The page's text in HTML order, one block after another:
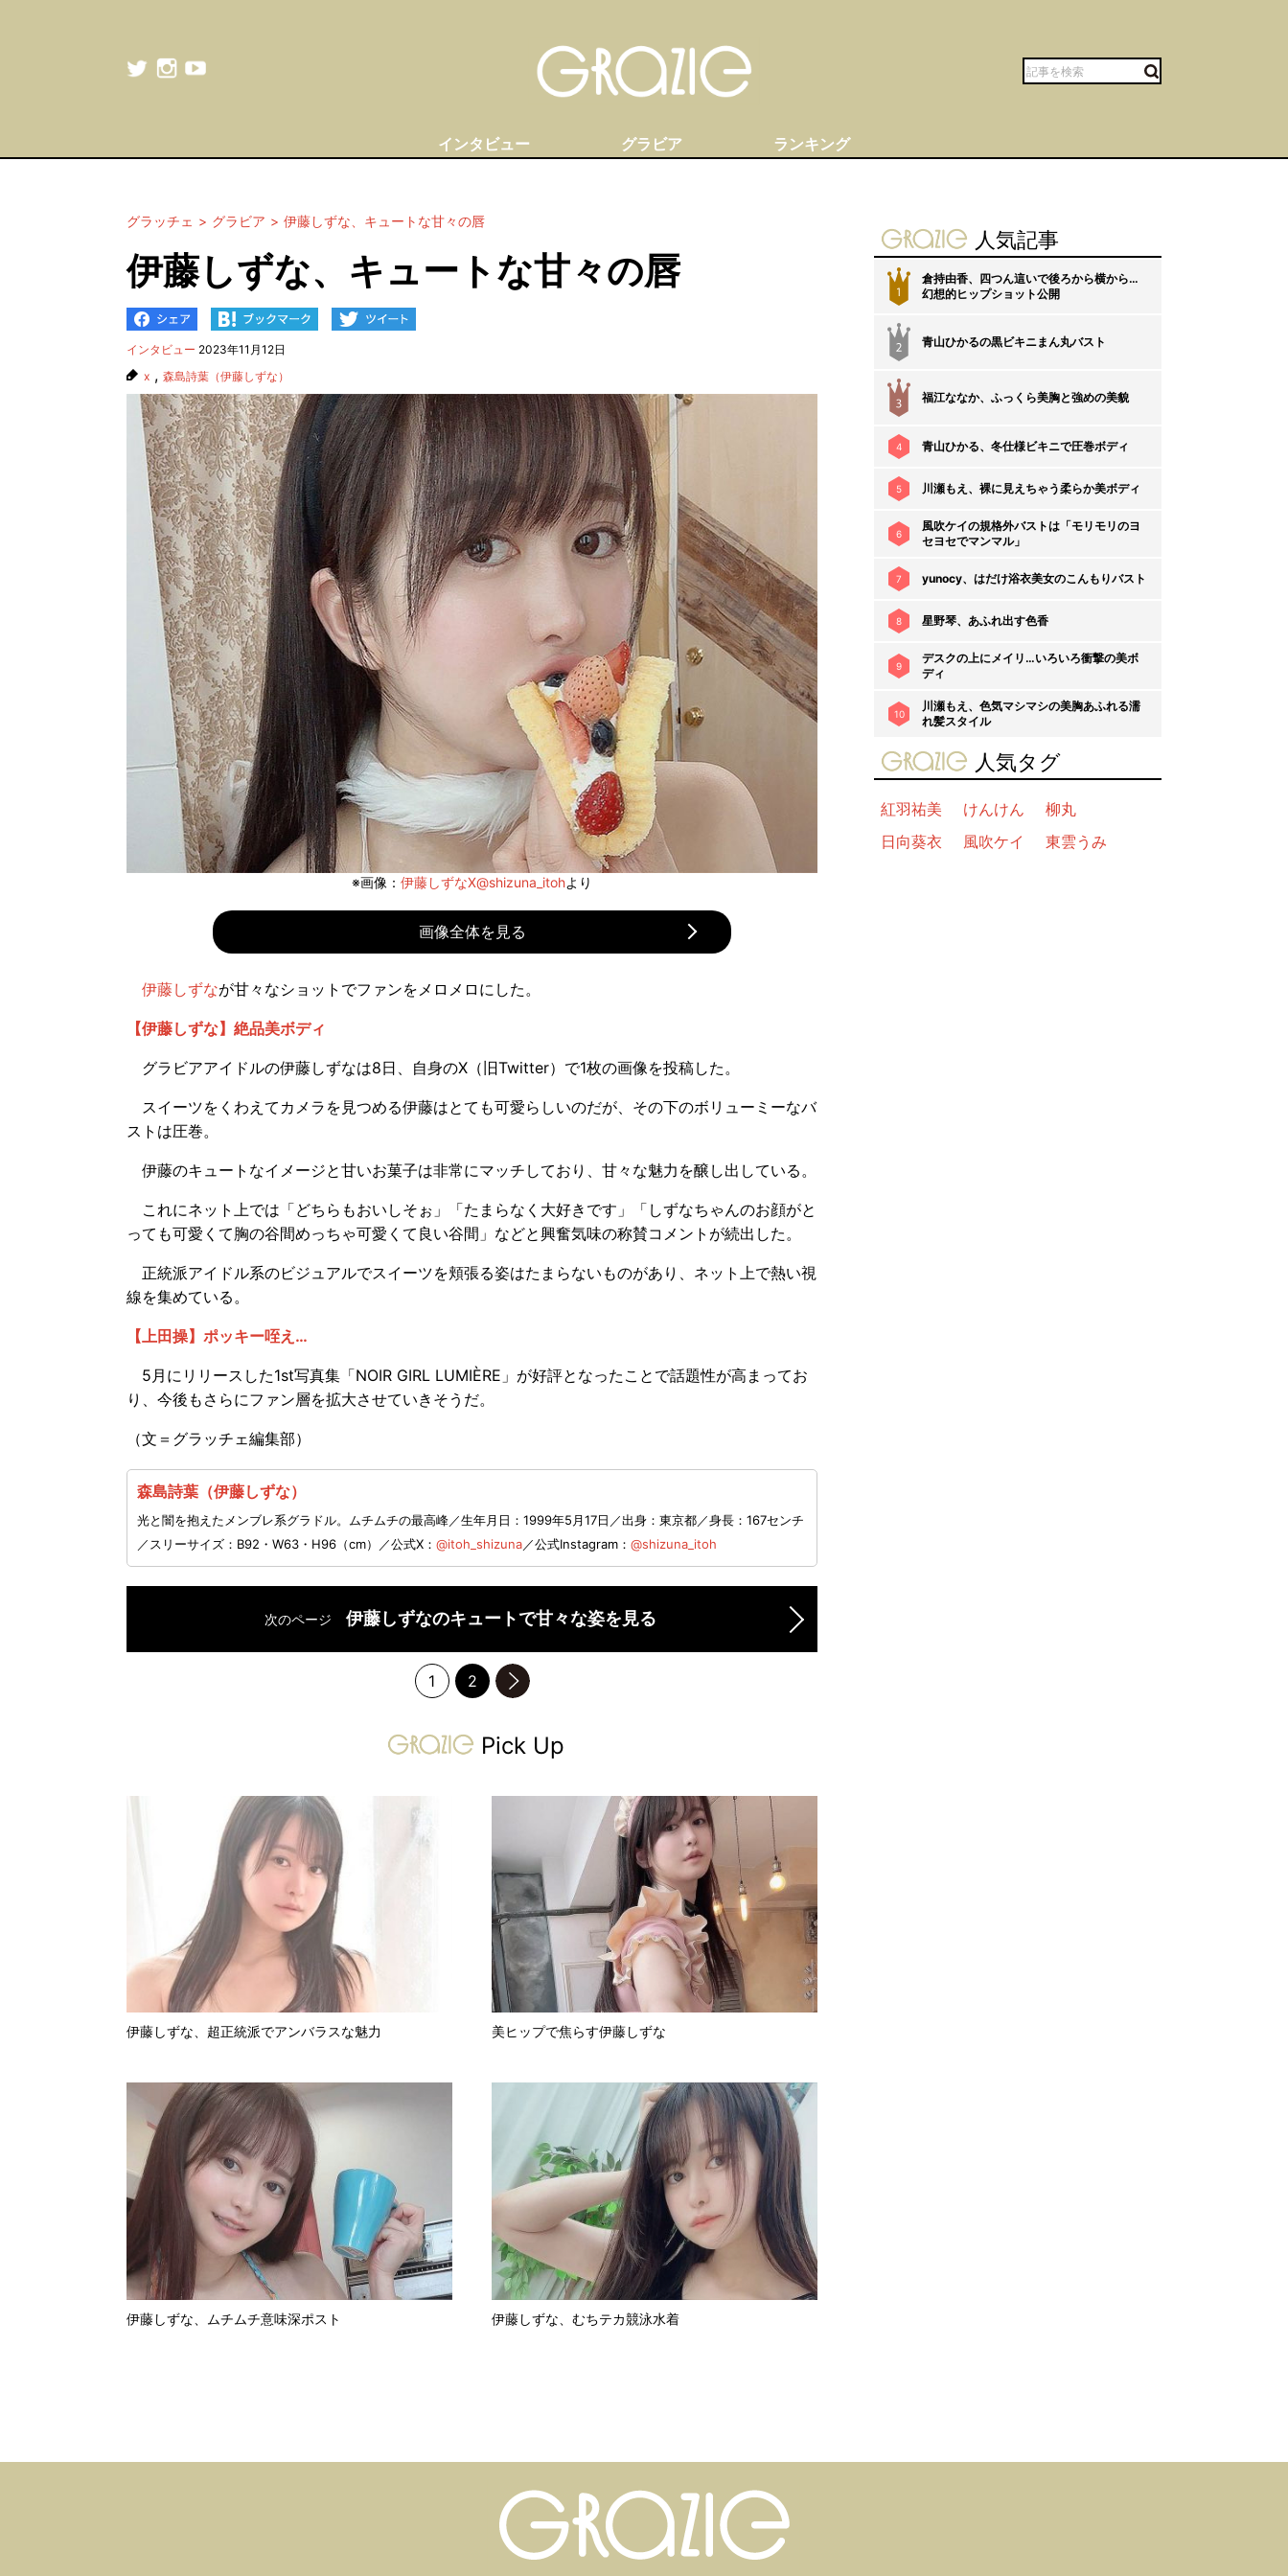
インタビュー グラビア ランキング
グラッチェ グラビア 伊藤しずな、キュートな甘々の唇
伊藤しずな、キュートな甘々の唇
インタビュー 2023年11月12日
x , 森島詩葉（伊藤しずな）
※画像： 伊藤しずなX@shizuna_itohより
画像全体を見る
伊藤しずなが甘々なショットでファンをメロメロにした。
【伊藤しずな】絶品美ボディ
グラビアアイドルの伊藤しずなは8日、自身のX（旧Twitter）で1枚の画像を投稿した。
スイーツをくわえてカメラを見つめる伊藤はとても可愛らしいのだが、その下のボリューミーなバ
ストは圧巻。
伊藤のキュートなイメージと甘いお菓子は非常にマッチしており、甘々な魅力を醸し出している。
これにネット上では「どちらもおいしそぉ」「たまらなく大好きです」「しずなちゃんのお顔がと
っても可愛くて胸の谷間めっちゃ可愛くて良い谷間」などと興奮気味の称賛コメントが続出した。
正統派アイドル系のビジュアルでスイーツを頬張る姿はたまらないものがあり、ネット上で熱い視
線を集めている。
【上田操】ポッキー咥え…
5月にリリースした1st写真集「NOIR GIRL LUMIÈRE」が好評となったことで話題性が高まってお
り、今後もさらにファン層を拡大させていきそうだ。
（文＝グラッチェ編集部）
森島詩葉（伊藤しずな）
光と闇を抱えたメンブレ系グラドル。ムチムチの最高峰／生年月日：1999年5月17日／出身：東京都／​身長：167センチ
／スリーサイズ：B92・W63・H96（cm）／公式X： @itoh_shizuna／公式Instagram： @shizuna_itoh
次のページ 伊藤しずなのキュートで甘々な姿を見る
1 2
次のページへ
gravure-grazie
Pick Up
伊藤しずな、超正統派でアンバラスな魅力 美ヒップで焦らす伊藤しずな
伊藤しずな、ムチムチ意味深ポスト 伊藤しずな、むちテカ競泳水着
gravure-grazie
人気記事
1
倉持由香、四つん這いで後ろから横から…
幻想的ヒップショット公開
青山ひかるの黒ビキニまん丸バスト
福江ななか、ふっくら美胸と強めの美貌
4 青山ひかる、冬仕様ビキニで圧巻ボディ
5 川瀬もえ、裸に見えちゃう柔らか美ボディ
6
風吹ケイの規格外バストは「モリモリのヨ
セヨセでマンマル」
7 yunocy、はだけ浴衣美女のこんもりバスト
8 星野琴、あふれ出す色香
9
デスクの上にメイリ…いろいろ衝撃の美ボ
ディ
10
川瀬もえ、色気マシマシの美胸あふれる濡
れ髪スタイル
gravure-grazie
人気タグ
紅羽祐美 けんけん
柳丸
日向葵衣
風吹ケイ 東雲うみ